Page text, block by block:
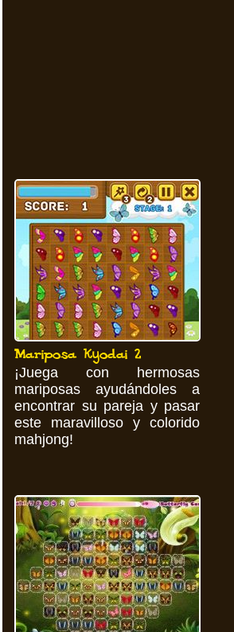
Mariposa Kyodai 2
¡Juega con hermosas
mariposas ayudándoles a
encontrar su pareja y pasar
este maravilloso y colorido
mahjong!